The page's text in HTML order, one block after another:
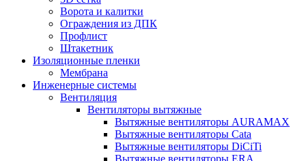
Ворота и калитки
Ограждения из ДПК
Профлист
Штакетник
Изоляционные пленки
Мембрана
Инженерные системы
Вентиляция
Вентиляторы вытяжные
Вытяжные вентиляторы AURAMAX
Вытяжные вентиляторы Cata
Вытяжные вентиляторы DiCiTi